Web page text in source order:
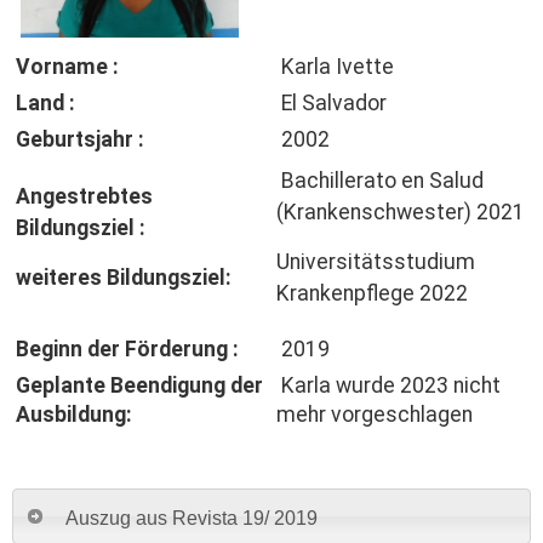
Vorname :
Karla Ivette
Land :
El Salvador
Geburtsjahr :
2002
Angestrebtes
Bildungsziel :
weiteres Bildungsziel:
Bachillerato en Salud
(Krankenschwester) 2021
Universitätsstudium
Krankenpflege 2022
Beginn der Förderung :
2019
Geplante Beendigung der
Ausbildung:
Karla wurde 2023 nicht
mehr vorgeschlagen
Auszug aus Revista 19/ 2019